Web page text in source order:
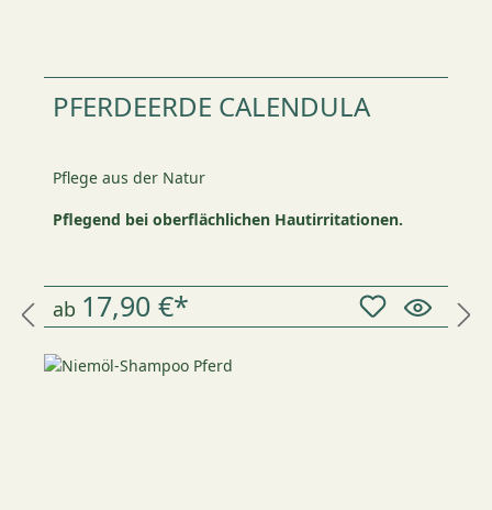
PFERDEERDE CALENDULA
Pflege aus der Natur
Pflegend bei oberflächlichen Hautirritationen.
ab 17,90 €*